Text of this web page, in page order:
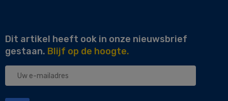
Dit artikel heeft ook in onze nieuwsbrief
gestaan. Blijf op de hoogte.
Uw